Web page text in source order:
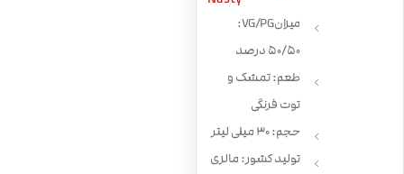
میزان VG/PG:
50/50 درصد
طعم: تمشک و
توت فرنگی
حجم: 30 میلی لیتر
تولید کشور: مالزی